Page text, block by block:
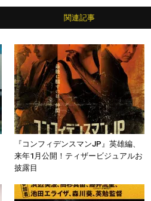
関連記事
『コンフィデンスマンJP』英雄編、
来年1月公開！ティザービジュアルお
披露目